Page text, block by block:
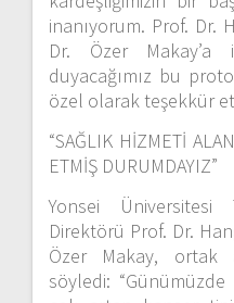
inanıyorum. Prof. Dr.
Dr. Özer Makay’a
duyacağımız bu
özel olarak teşekkür
“SAĞLIK HİZMETİ
ETMİŞ DURUMDAYIZ”
Yonsei
Direktörü Prof. Dr.
Özer Makay, ortak
söyledi: